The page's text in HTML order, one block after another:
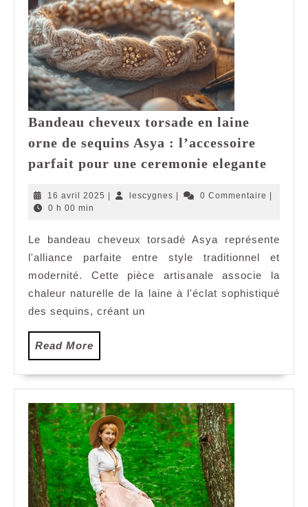
Bandeau cheveux torsade en laine
orne de sequins Asya : l’accessoire
parfait pour une ceremonie elegante
orne
de
Asya
une
16 avril 2025 16
lescygnes lescygnes0 Commentaire
0 h 00 min
Le bandeau cheveux torsadé Asya représente
l'alliance parfaite entre style traditionnel et
modernité. Cette pièce artisanale associe la
chaleur naturelle de la laine à l'éclat sophistiqué
des sequins, créant un
Read More
More